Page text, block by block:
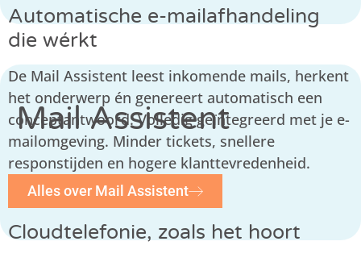
Mail Assistent
Automatische e-mailafhandeling
die wérkt
De Mail Assistent leest inkomende mails, herkent
het onderwerp én genereert automatisch een
conceptantwoord. Volledig geïntegreerd met je e-
mailomgeving. Minder tickets, snellere
responstijden en hogere klanttevredenheid.
Alles over Mail Assistent
Cloudtelefonie, zoals het hoort